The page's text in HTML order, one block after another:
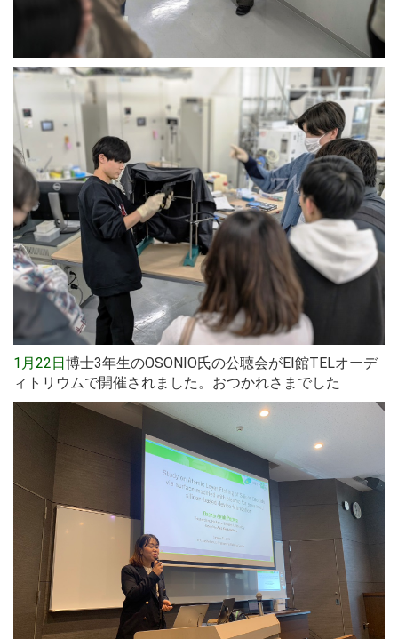
1月22日 博士3年生のOSONIO氏の公聴会がEI館TELオーデ
ィトリウムで開催されました。おつかれさまでした